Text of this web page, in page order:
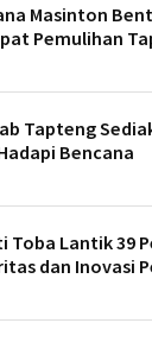
Masinton
Pemulihan
Tapteng
Bencana
Toba Lantik 39
dan Inovasi